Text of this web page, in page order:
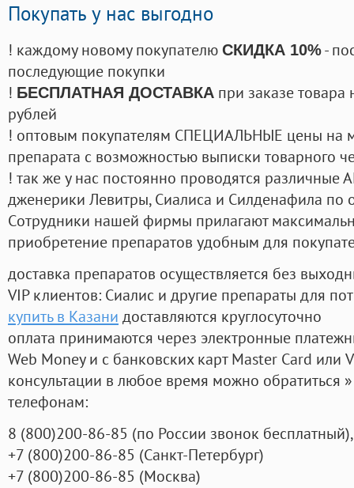
Покупать у нас выгодно
! каждому новому покупателю СКИДКА 10%-
последующие покупки
! БЕСПЛАТНАЯ ДОСТАВКА при заказе
рублей
! оптовым покупателям СПЕЦИАЛЬНЫЕ цены на
препарата с возможностью выписки товарного
! так же у нас постоянно проводятся
дженерики Левитры, Сиалиса и Силденафила по
Cотрудники нашей фирмы прилагают
приобретение препаратов удобным для
доставка препаратов осуществляется без
VIP клиентов: Сиалис и другие препараты для
купить в Казани доставляются круглосуточно
оплата принимаются через электронные
Web Money и с банковских карт Master Card или
консультации в любое время можно обратиться
телефонам:
8 (800)200-86-85 (по России звонок бесплатный),
+7 (800)200-86-85 (Санкт-Петербург)
+7 (800)200-86-85 (Москва)